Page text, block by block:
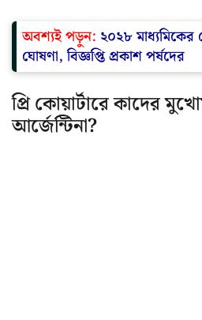
অবশ্যই পড়ুন: ২০২৮ মাধ্যমিকের
ঘোষণা, বিজ্ঞপ্তি প্রকাশ পর্ষদের
প্রি কোয়ার্টারে কাদের
আর্জেন্টিনা?